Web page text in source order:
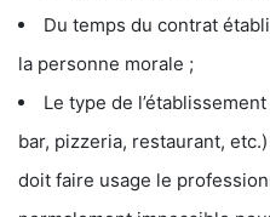
Du temps du contrat
la personne morale ;
Le type de
bar, pizzeria, restaurant,
doit faire usage le